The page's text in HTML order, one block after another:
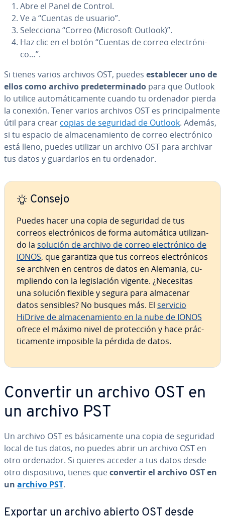
Abre el Panel de Control.
Ve a “Cuentas de usuario”.
Se­le­c­cio­na “Correo (Microsoft Outlook)”.
Haz clic en el botón “Cuentas de correo ele­c­tró­ni­
co…”.
Si tienes varios archivos OST, puedes es­ta­ble­cer uno de
ellos como archivo pre­de­te­r­mi­na­do para que Outlook
lo utilice au­to­má­ti­ca­me­n­te cuando tu ordenador pierda
la conexión. Tener varios archivos OST es pri­n­ci­pa­l­me­n­te
útil para crear copias de seguridad de Outlook. Además,
si tu espacio de al­ma­ce­na­mie­n­to de correo ele­c­tró­ni­co
está lleno, puedes utilizar un archivo OST para archivar
tus datos y gua­r­dar­los en tu ordenador.
Consejo
Puedes hacer una copia de seguridad de tus
correos ele­c­tró­ni­cos de forma au­to­má­ti­ca uti­li­za­n­
do la solución de archivo de correo ele­c­tró­ni­co de
IONOS, que garantiza que tus correos ele­c­tró­ni­cos
se archiven en centros de datos en Alemania, cu­
m­plie­n­do con la le­gi­s­la­ción vigente. ¿Necesitas
una solución flexible y segura para almacenar
datos sensibles? No busques más. El servicio
HiDrive de al­ma­ce­na­mie­n­to en la nube de IONOS
ofrece el máximo nivel de pro­te­c­ción y hace prá­c­
ti­ca­me­n­te imposible la pérdida de datos.
Convertir un archivo OST en
un archivo PST
Un archivo OST es bá­si­ca­me­n­te una copia de seguridad
local de tus datos, no puedes abrir un archivo OST en
otro ordenador. Si quieres acceder a tus datos desde
otro di­s­po­si­ti­vo, tienes queconvertir el archivo OST en
un archivo PST.
Exportar un archivo abierto OST desde